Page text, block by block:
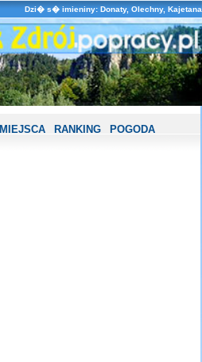
Dzi� s� imieniny: Donaty, Olechny, Kajetana
MIEJSCA RANKING POGODA